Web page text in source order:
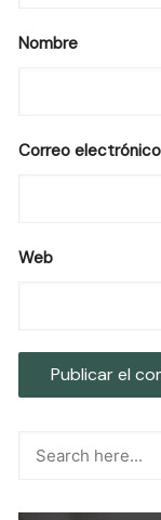
Nombre
Correo electrónico
Web